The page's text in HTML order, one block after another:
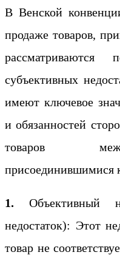
В Венской
продаже товаров,
субъективных
имеют ключевое
и обязанностей
товаров
присоединившимися
1. Объективный
недостаток): Этот
товар не